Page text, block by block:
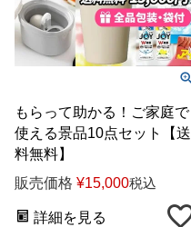
もらって助かる！ご家庭で
使える景品10点セット【送
料無料】
販売価格 ¥15,000税込
詳細を見る